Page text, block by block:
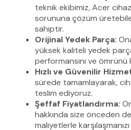
teknik ekibimiz, Acer
sorununa çözüm
sahiptir.
Orijinal Yedek Parça:
yüksek kaliteli yedek
performansını ve ömrünü
Hızlı ve Güvenilir
sürede tamamlayarak,
teslim ediyoruz.
Şeffaf Fiyatlandırma:
hakkında size önceden
maliyetlerle